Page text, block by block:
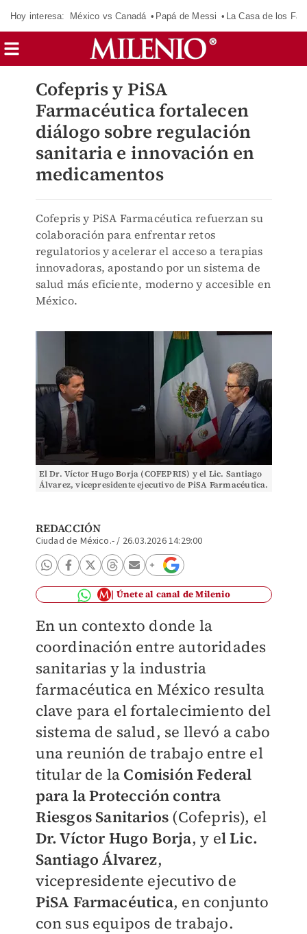
Hoy interesa: México vs Canadá Papá de Messi La Casa de los
Cofepris y PiSA
Farmacéutica fortalecen
diálogo sobre regulación
sanitaria e innovación en
medicamentos
Cofepris y PiSA Farmacéutica refuerzan su
colaboración para enfrentar retos
regulatorios y acelerar el acceso a terapias
innovadoras, apostando por un sistema de
salud más eficiente, moderno y accesible en
México.
El Dr. Víctor Hugo Borja (COFEPRIS) y el Lic. Santiago
Álvarez, vicepresidente ejecutivo de PiSA Farmacéutica.
REDACCIÓN
Ciudad de México.-/ 26.03.2026 14:29:00
Únete al canal de Milenio
En un contexto donde la
coordinación entre autoridades
sanitarias y la industria
farmacéutica en México resulta
clave para el fortalecimiento del
sistema de salud, se llevó a cabo
una reunión de trabajo entre el
titular de la Comisión Federal
para la Protección contra
Riesgos Sanitarios (Cofepris), el
Dr. Víctor Hugo Borja, y el Lic.
Santiago Álvarez,
vicepresidente ejecutivo de
PiSA Farmacéutica, en conjunto
con sus equipos de trabajo.